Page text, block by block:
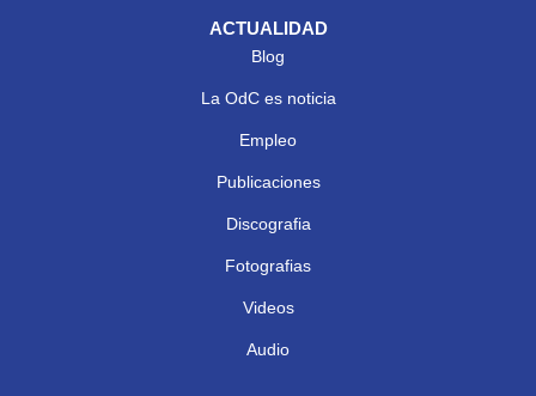
ACTUALIDAD
Blog
La OdC es noticia
Empleo
Publicaciones
Discografia
Fotografias
Videos
Audio